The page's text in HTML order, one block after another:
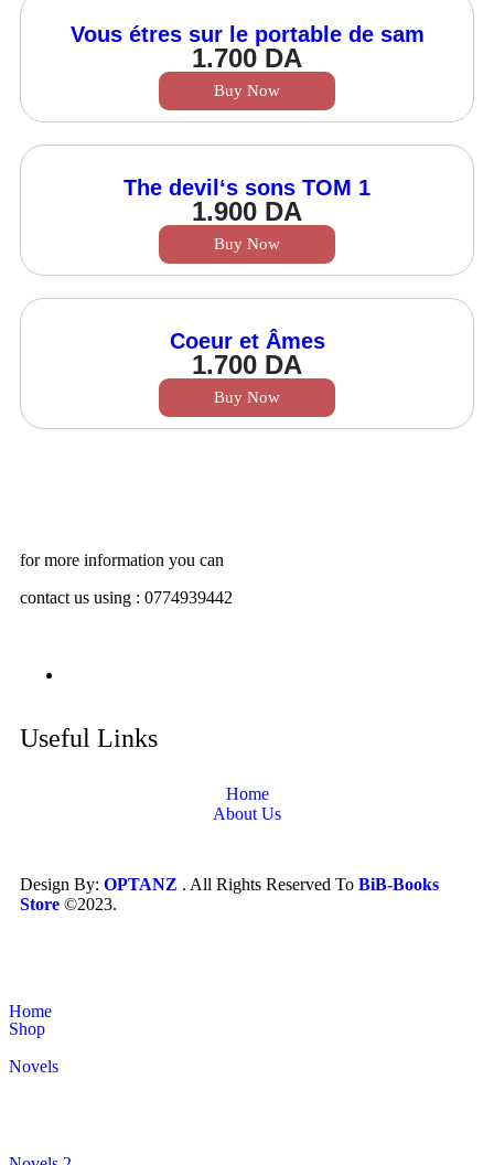
Vous étres sur le portable de sam
1.700 DA
Buy Now
The devil‘s sons TOM 1
1.900 DA
Buy Now
Coeur et Âmes
1.700 DA
Buy Now
for more information you can
contact us using : 0774939442
Useful Links
Home
About Us
Design By: OPTANZ . All Rights Reserved To BiB-Books
Store ©2023.
Home
Shop
Novels